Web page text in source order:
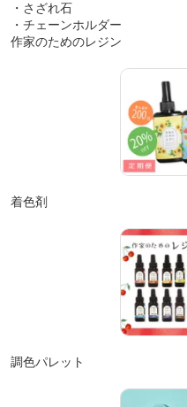
・さざれ石
・チェーンホルダー
作家のためのレジン
着色剤
調色パレット